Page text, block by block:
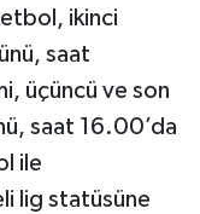
ikinci
saat
üçüncü ve son
saat 16.00’da
ile
lig statüsüne